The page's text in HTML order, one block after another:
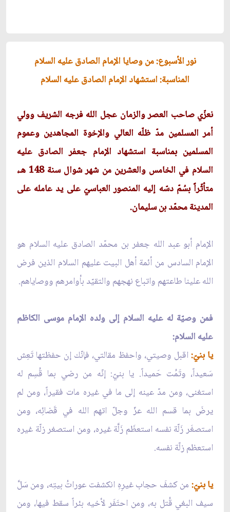
نور الأسبوع: من وصايا الإمام الصادق عليه السلام
المناسبة: استشهاد الإمام الصادق عليه السلام
نعزّي صاحب العصر والزمان عجل الله فرجه الشريف وولي
أمر المسلمين مدّ ظلّه العالي والإخوة المجاهدين وعموم
المسلمين بمناسبة استشهاد الإمام جعفر الصادق عليه
السلام في الخامس والعشرين من شهر شوال سنة 148 هـ،
متأثّراً بسُمّ دسّه إليه المنصور العباسيّ على يد عامله على
المدينة محمّد بن سليمان.
الإمام أبو عبد الله جعفر بن محمّد الصادق عليه السلام هو
الإمام السادس من أئمة أهل البيت عليهم السلام الذين فرض
الله علينا طاعتهم واتباع نهجهم والتقيّد بأوامرهم ووصاياهم.
فمن وصيّة له عليه السلام إلى ولده الإمام موسى الكاظم
عليه السلام:
يا بنيّ:اقبل وصيتي، واحفظ مقالتي، فإنّك إن حفظتها تَعِش
سَعيداً، وتَمُت حَميداً. يا بنيّ: إنّه من رضي بما قُسِم له
استغنى، ومن مدّ عينه إلى ما في غيره مات فقيراً، ومن لم
يرضَ بما قسم الله عزّ وجلّ اتهم الله في قَضائِه، ومن
استصغَر زَلّة نفسه استعظَم زَلَّة غيره، ومن استصغر زلّة غيره
استعظم زلّة نفسه.
يا بنيّ: من كشفَ حجاب غيرِهِ انكشفت عوراتُ بيتِه، ومن سَلَّ
سيف البغي قُتل به، ومن احتَفَر لأخيه بئراً سقط فيها، ومن